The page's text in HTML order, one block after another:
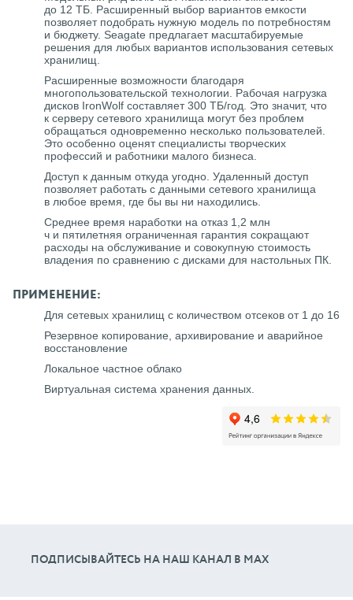
до 12 ТБ. Расширенный выбор вариантов емкости
позволяет подобрать нужную модель по потребностям
и бюджету. Seagate предлагает масштабируемые
решения для любых вариантов использования сетевых
хранилищ.
Расширенные возможности благодаря
многопользовательской технологии. Рабочая нагрузка
дисков IronWolf составляет 300 ТБ/год. Это значит, что
к серверу сетевого хранилища могут без проблем
обращаться одновременно несколько пользователей.
Это особенно оценят специалисты творческих
профессий и работники малого бизнеса.
Доступ к данным откуда угодно. Удаленный доступ
позволяет работать с данными сетевого хранилища
в любое время, где бы вы ни находились.
Среднее время наработки на отказ 1,2 млн
ч и пятилетняя ограниченная гарантия сокращают
расходы на обслуживание и совокупную стоимость
владения по сравнению с дисками для настольных ПК.
ПРИМЕНЕНИЕ:
Для сетевых хранилищ с количеством отсеков от 1 до 16
Резервное копирование, архивирование и аварийное
восстановление
Локальное частное облако
Виртуальная система хранения данных.
ПОДПИСЫВАЙТЕСЬ НА НАШ КАНАЛ В МАХ